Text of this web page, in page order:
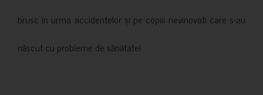
brusc în urma accidentelor și pe copiii nevinovati care s-au
născut cu probleme de sănătate!